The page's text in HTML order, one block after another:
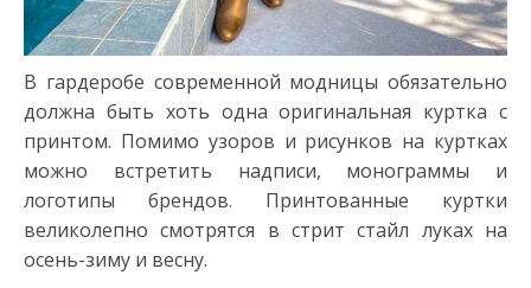
В гардеробе современной модницы обязательно
должна быть хоть одна оригинальная куртка с
принтом. Помимо узоров и рисунков на куртках
можно встретить надписи, монограммы и
логотипы брендов. Принтованные куртки
великолепно смотрятся в стрит стайл луках на
осень-зиму и весну.